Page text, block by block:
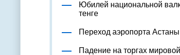
Юбилей национальной
тенге
Переход аэропорта
Падение на торгах